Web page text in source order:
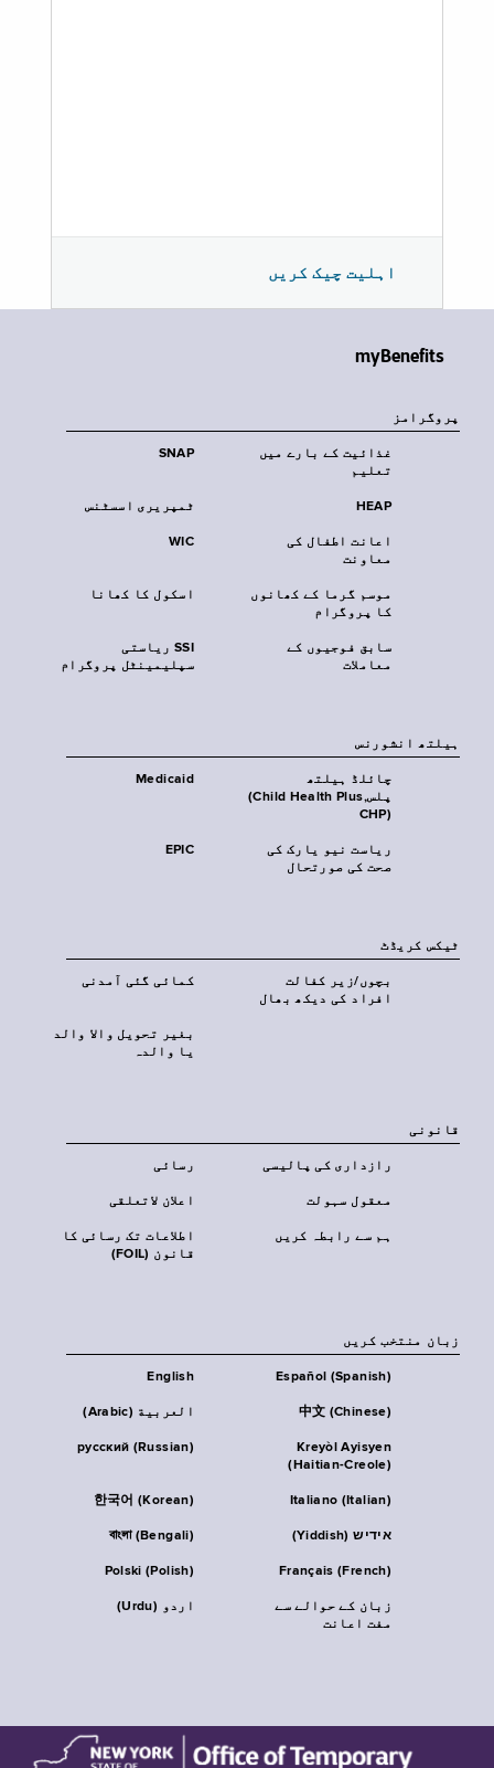
اہلیت چیک کریں
myBenefits
پروگرامز
SNAP
غذائیت کے بارے میں
تعلیم
ٹمپریری اسسٹنس HEAP
WIC
اعانت اطفال کی
معاونت
اسکول کا کھانا
موسم گرما کے کھانوں
کا پروگرام
SSI ریاستی
سپلیمینٹل پروگرام
سابق فوجیوں کے
معاملات
‏ہیلتھ انشورنس
Medicaid
چائلڈ ہیلتھ
پلس‎(Child Health Plus,
CHP)‎
EPIC
ریاست نیو یارک کی
صحت کی صورتحال
ٹیکس کریڈٹ
کمائی گئی آمدنی
بچوں/زیر کفالت
افراد کی دیکھ بھال
بغیر تحویل والا والد
یا والدہ
قانونی
رسائی رازداری کی پالیسی
اعلان لاتعلقی معقول سہولت
اطلاعات تک رسائی کا
قانون (FOIL)
ہم سے رابطہ کریں
زبان منتخب کریں
English Español (Spanish)
العربية (Arabic) 中文 (Chinese)
русский (Russian)
Kreyòl Ayisyen
(Haitian-Creole)
한국어 (Korean) Italiano (Italian)
বাংলা (Bengali) אידיש (Yiddish)
Polski (Polish) Français (French)
اردو (Urdu)
زبان کے حوالے سے
مفت اعانت